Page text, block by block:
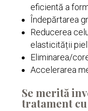
eficientă a
Îndepărtarea
Reducerea
elasticității
Eliminarea/
Accelerarea
Se merită
tratament